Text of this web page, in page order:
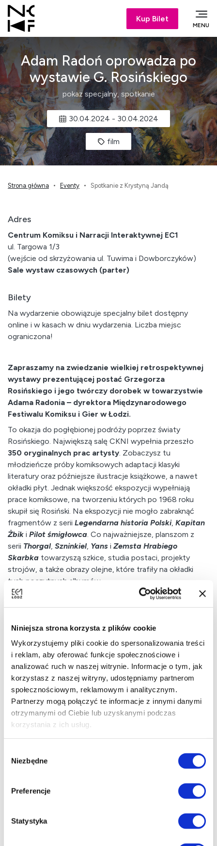
Niniejsza strona korzysta z plików cookie
Wykorzystujemy pliki cookie do spersonalizowania treści
i reklam, aby oferować funkcje społecznościowe i
analizować ruch w naszej witrynie. Informacje o tym, jak
korzystasz z naszej witryny, udostępniamy partnerom
społecznościowym, reklamowym i analitycznym.
Partnerzy mogą połączyć te informacje z innymi danymi
otrzymanymi od Ciebie lub uzyskanymi podczas
korzystania z ich usług.
zgody
Niezbędne
Preferencje
Statystyka
Kup Bilet
MENU
Adam Radoń oprowadza po
wystawie G. Rosińskiego
pokaz specjalny, spotkanie
30.04.2024 - 30.04.2024
film
Strona główna Eventy Spotkanie z Krystyną Jandą
Zapraszamy na zwiedzanie wielkiej retrospektywnej
wystawy prezentującej postać Grzegorza
Rosińskiego i jego twórczy dorobek w towarzystwie
Adama Radonia – dyrektora Międzynarodowego
Festiwalu Komiksu i Gier w Łodzi.
To okazja do pogłębionej podróży poprzez światy
Rosińskiego. Największą salę CKNI wypełnia przeszło
350 oryginalnych prac artysty. Zobaczysz tu
młodzieńcze próby komiksowych adaptacji klasyki
literatury oraz późniejsze ilustracje książkowe, a nawet
okładki płyt. Jednak większość ekspozycji wypełniają
prace komiksowe, na tworzeniu których po 1968 roku
skupił się Rosiński. Na ekspozycji nie mogło zabraknąć
fragmentów z serii Legendarna historia Polski, Kapitan
Żbik i Pilot śmigłowca. Co najważniejsze, planszom z
serii Thorgal, Szninkiel, Yans i Zemsta Hrabiego
Skarbka towarzyszą szkice, studia postaci, projekty
strojów, a także obrazy olejne, które trafiły na okładki
tych poczytnych albumów.
Adam Radoń zdradzi szczegóły tajników pracy artysty,
opowie nieznane anegdoty, a przede wszystkim postara
Thorgala.
Na wydarzenie obowiązuje specjalny bilet w cenie 16
złotych.Liczba miejsc ograniczona!
Adres
Centrum Komiksu i Narracji Interaktywnej EC1
ul. Targowa 1/3
(wejście od skrzyżowania ul. Tuwima i Dowborczyków)
Sale wystaw czasowych (parter)
Bilety
Na wydarzenie obowiązuje specjalny bilet dostępny
online i w kasach w dniu wydarzenia. Liczba miejsc
ograniczona!